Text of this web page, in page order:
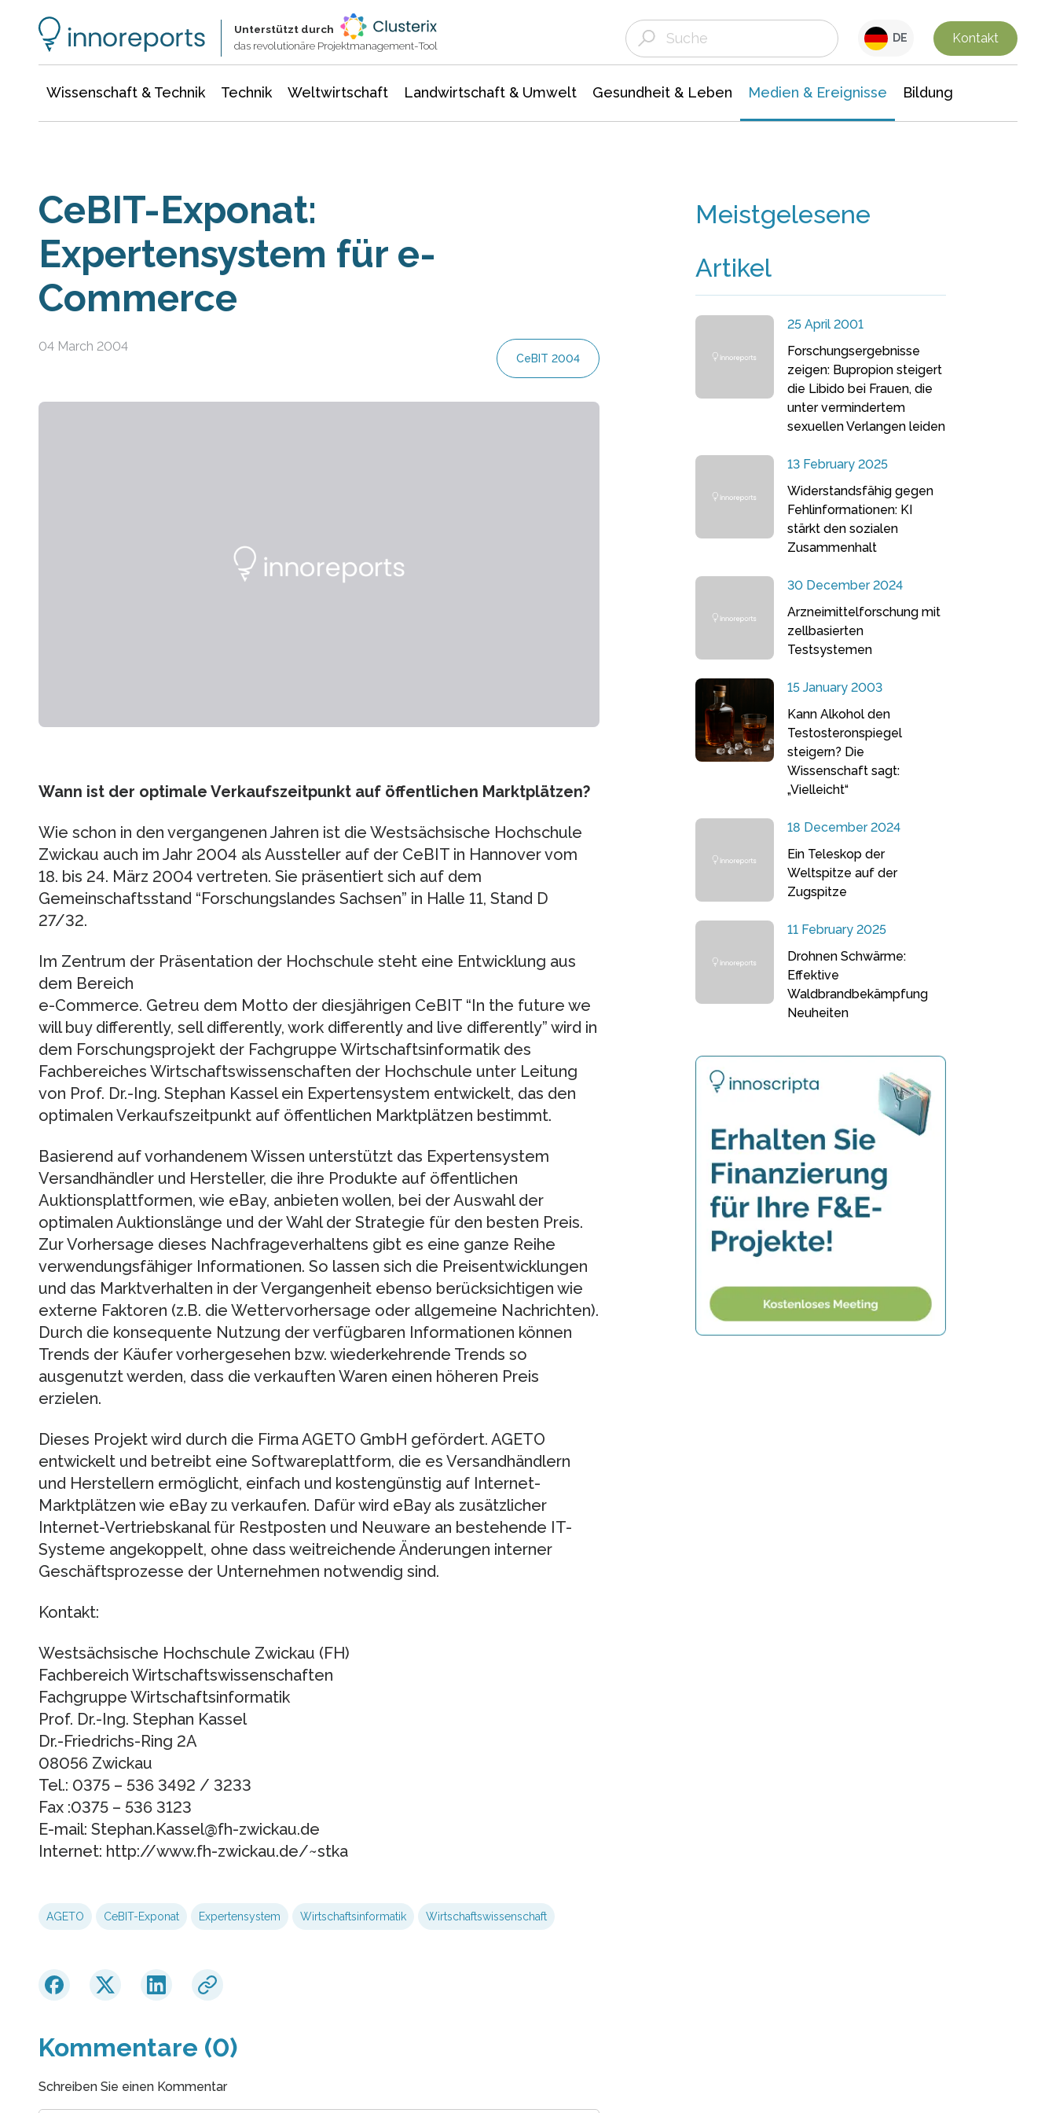
Unterstützt durch
das revolutionäre Projektmanagement-Tool
DE Kontakt
Wissenschaft & Technik Technik Weltwirtschaft Landwirtschaft & Umwelt Gesundheit & Leben Medien & Ereignisse Bildung
CeBIT-Exponat:
Expertensystem für e-
Commerce
04 March 2004
CeBIT 2004
Wann ist der optimale Verkaufszeitpunkt auf öffentlichen Marktplätzen?
Wie schon in den vergangenen Jahren ist die Westsächsische Hochschule
Zwickau auch im Jahr 2004 als Aussteller auf der CeBIT in Hannover vom
18. bis 24. März 2004 vertreten. Sie präsentiert sich auf dem
Gemeinschaftsstand “Forschungslandes Sachsen” in Halle 11, Stand D
27/32.
Im Zentrum der Präsentation der Hochschule steht eine Entwicklung aus
dem Bereich
e-Commerce. Getreu dem Motto der diesjährigen CeBIT “In the future we
will buy differently, sell differently, work differently and live differently” wird in
dem Forschungsprojekt der Fachgruppe Wirtschaftsinformatik des
Fachbereiches Wirtschaftswissenschaften der Hochschule unter Leitung
von Prof. Dr.-Ing. Stephan Kassel ein Expertensystem entwickelt, das den
optimalen Verkaufszeitpunkt auf öffentlichen Marktplätzen bestimmt.
Basierend auf vorhandenem Wissen unterstützt das Expertensystem
Versandhändler und Hersteller, die ihre Produkte auf öffentlichen
Auktionsplattformen, wie eBay, anbieten wollen, bei der Auswahl der
optimalen Auktionslänge und der Wahl der Strategie für den besten Preis.
Zur Vorhersage dieses Nachfrageverhaltens gibt es eine ganze Reihe
verwendungsfähiger Informationen. So lassen sich die Preisentwicklungen
und das Marktverhalten in der Vergangenheit ebenso berücksichtigen wie
externe Faktoren (z.B. die Wettervorhersage oder allgemeine Nachrichten).
Durch die konsequente Nutzung der verfügbaren Informationen können
Trends der Käufer vorhergesehen bzw. wiederkehrende Trends so
ausgenutzt werden, dass die verkauften Waren einen höheren Preis
erzielen.
Dieses Projekt wird durch die Firma AGETO GmbH gefördert. AGETO
entwickelt und betreibt eine Softwareplattform, die es Versandhändlern
und Herstellern ermöglicht, einfach und kostengünstig auf Internet-
Marktplätzen wie eBay zu verkaufen. Dafür wird eBay als zusätzlicher
Internet-Vertriebskanal für Restposten und Neuware an bestehende IT-
Systeme angekoppelt, ohne dass weitreichende Änderungen interner
Geschäftsprozesse der Unternehmen notwendig sind.
Kontakt:
Westsächsische Hochschule Zwickau (FH)
Fachbereich Wirtschaftswissenschaften
Fachgruppe Wirtschaftsinformatik
Prof. Dr.-Ing. Stephan Kassel
Dr.-Friedrichs-Ring 2A
08056 Zwickau
Tel.: 0375 – 536 3492 / 3233
Fax :0375 – 536 3123
E-mail: Stephan.Kassel@fh-zwickau.de
Internet: http://www.fh-zwickau.de/~stka
AGETO CeBIT-Exponat Expertensystem Wirtschaftsinformatik Wirtschaftswissenschaft
Kommentare (0)
Schreiben Sie einen Kommentar
Meistgelesene
Artikel
25 April 2001
Forschungsergebnisse
zeigen: Bupropion steigert
die Libido bei Frauen, die
unter vermindertem
sexuellen Verlangen leiden
13 February 2025
Widerstandsfähig gegen
Fehlinformationen: KI
stärkt den sozialen
Zusammenhalt
30 December 2024
Arzneimittelforschung mit
zellbasierten
Testsystemen
15 January 2003
Kann Alkohol den
Testosteronspiegel
steigern? Die
Wissenschaft sagt:
„Vielleicht“
18 December 2024
Ein Teleskop der
Weltspitze auf der
Zugspitze
11 February 2025
Drohnen Schwärme:
Effektive
Waldbrandbekämpfung
Neuheiten